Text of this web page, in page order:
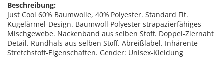
Beschreibung:
Just Cool 60% Baumwolle, 40% Polyester. Standard Fit.
Kugelärmel-Design. Baumwoll-Polyester strapazierfähiges
Mischgewebe. Nackenband aus selben Stoff. Doppel-Ziernaht
Detail. Rundhals aus selben Stoff. Abreißlabel. Inhärente
Stretchstoff-Eigenschaften. Gender: Unisex-Kleidung